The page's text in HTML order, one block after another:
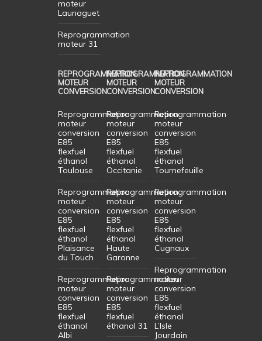
moteur
Launaguet
Reprogrammation
moteur 31
REPROGRAMMATION
MOTEUR
CONVERSION
Reprogrammation
moteur
conversion
E85
flexfuel
éthanol
Toulouse
Reprogrammation
moteur
conversion
E85
flexfuel
éthanol
Plaisance
du Touch
Reprogrammation
moteur
conversion
E85
flexfuel
éthanol
Albi
REPROGRAMMATION
MOTEUR
CONVERSION
Reprogrammation
moteur
conversion
E85
flexfuel
éthanol
Occitanie
Reprogrammation
moteur
conversion
E85
flexfuel
éthanol
Haute
Garonne
Reprogrammation
moteur
conversion
E85
flexfuel
éthanol 31
REPROGRAMMATION
MOTEUR
CONVERSION
Reprogrammation
moteur
conversion
E85
flexfuel
éthanol
Tournefeuille
Reprogrammation
moteur
conversion
E85
flexfuel
éthanol
Cugnaux
Reprogrammation
moteur
conversion
E85
flexfuel
éthanol
L’Isle
Jourdain